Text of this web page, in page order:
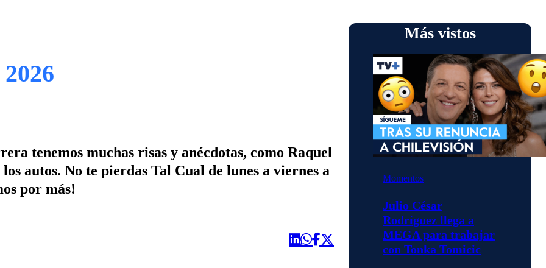
tenemos muchas risas y anécdotas, como Raquel
autos. No te pierdas Tal Cual de lunes a viernes a
por más!
Más vistos
Momentos
Julio César
Rodríguez llega a
MEGA para trabajar
con Tonka Tomicic